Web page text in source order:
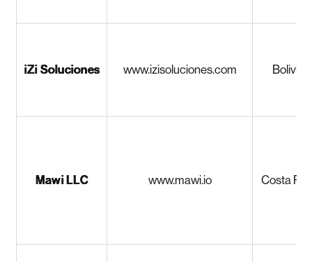
iZi Soluciones www.izisoluciones.com Bolivia
Mawi LLC www.mawi.io Costa